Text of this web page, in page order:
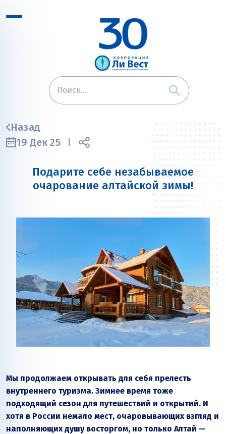
Назад
19 Дек 25
Подарите себе незабываемое
очарование алтайской зимы!
Мы продолжаем открывать для себя прелесть
внутреннего туризма. Зимнее время тоже
подходящий сезон для путешествий и открытий. И
хотя в России немало мест, очаровывающих взгляд и
наполняющих душу восторгом, но только Алтай —